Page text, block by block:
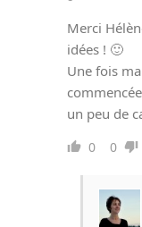
Merci
idées ! 🙂
Une fois
un peu de
0 0